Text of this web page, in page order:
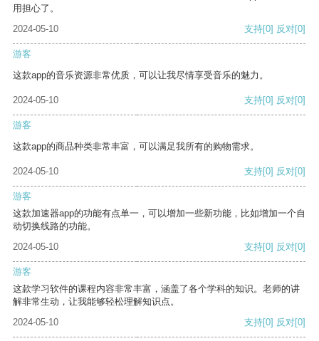
用担心了。
2024-05-10
支持[0] 反对[0]
游客
这款app的音乐资源非常优质，可以让我尽情享受音乐的魅力。
2024-05-10 支持[0] 反对[0]
游客
这款app的商品种类非常丰富，可以满足我所有的购物需求。
2024-05-10 支持[0] 反对[0]
游客
这款加速器app的功能有点单一，可以增加一些新功能，比如增加一个自
动切换线路的功能。
2024-05-10
支持[0] 反对[0]
游客
这款学习软件的课程内容非常丰富，涵盖了各个学科的知识。老师的讲
解非常生动，让我能够轻松理解知识点。
2024-05-10
支持[0] 反对[0]